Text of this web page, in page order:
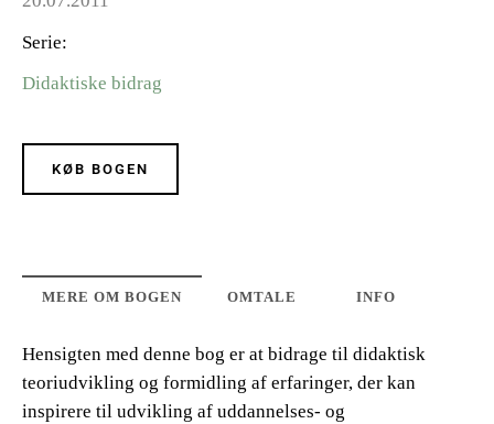
Serie
Didaktiske bidrag
KØB BOGEN
MERE OM BOGEN OMTALE INFO
Hensigten med denne bog er at bidrage til didaktisk
teoriudvikling og formidling af erfaringer, der kan
inspirere til udvikling af uddannelses- og